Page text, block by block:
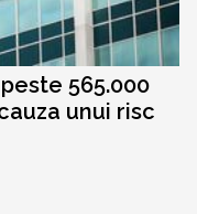
565.000
unui risc